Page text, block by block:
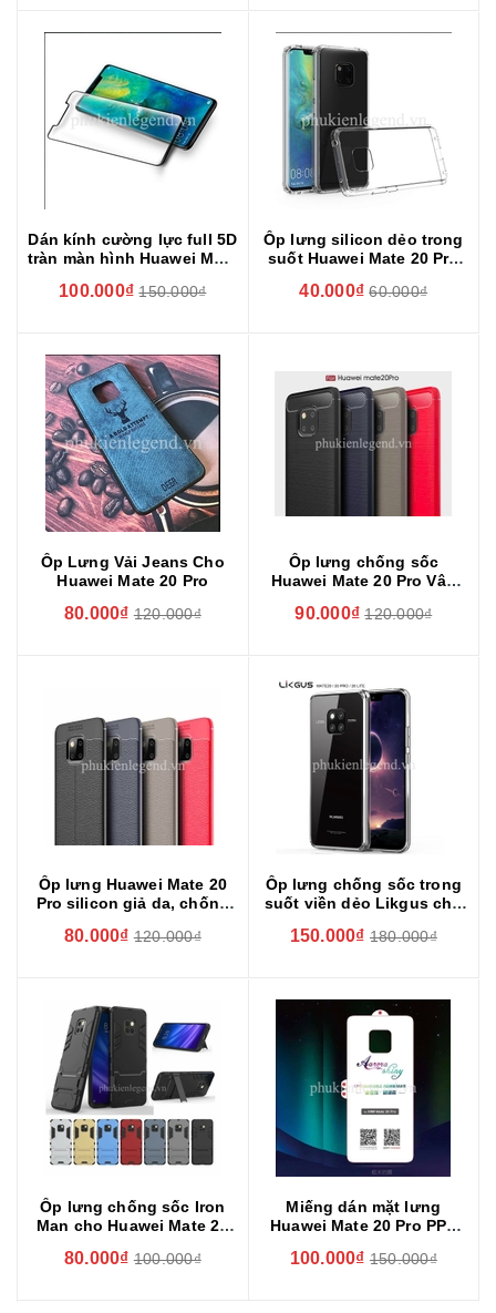
Dán kính cường lực full 5D
tràn màn hình Huawei Mate
100.000₫ 150.000₫
Ốp lưng silicon dẻo trong
suốt Huawei Mate 20 Pro
40.000₫ 60.000₫
Ốp Lưng Vải Jeans Cho
Huawei Mate 20 Pro
80.000₫ 120.000₫
Ốp lưng chống sốc
Huawei Mate 20 Pro Vân
ARMOR
90.000₫ 120.000₫
Ốp lưng Huawei Mate 20
Pro silicon giả da, chống
80.000₫ 120.000₫
Ốp lưng chống sốc trong
suốt viền dẻo Likgus cho
150.000₫ 180.000₫
Ốp lưng chống sốc Iron
Man cho Huawei Mate 20
80.000₫ 100.000₫
Miếng dán mặt lưng
Huawei Mate 20 Pro PPF
100.000₫ 150.000₫